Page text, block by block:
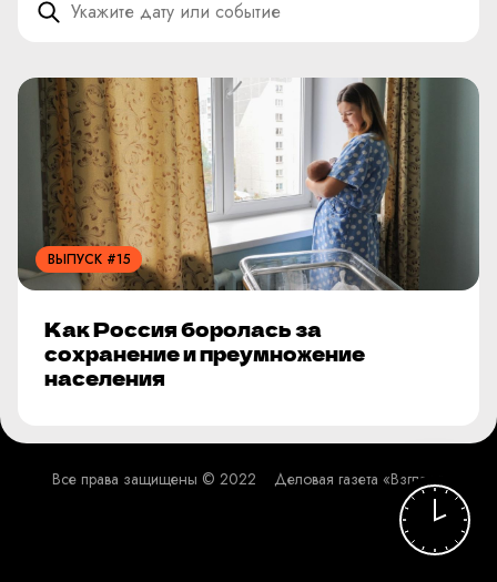
ВЫПУСК #15
Как Россия боролась за
сохранение и преумножение
населения
Все права защищены © 2022 Деловая газета «Взгляд»